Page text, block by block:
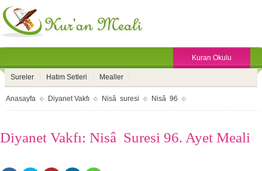
Kuran Okulu
Sureler Hatim Setleri Mealler
Anasayfa Diyanet Vakfı Nisâ suresi Nisâ 96
Diyanet Vakfı: Nisâ Suresi 96. Ayet Meali